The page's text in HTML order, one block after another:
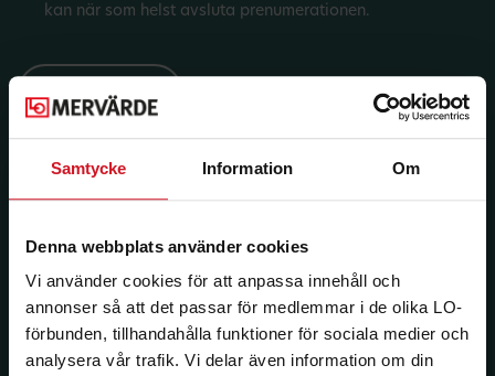
Samtycke Information Om
Denna webbplats använder cookies
Vi använder cookies för att anpassa innehåll och
annonser så att det passar för medlemmar i de olika LO-
förbunden, tillhandahålla funktioner för sociala medier och
analysera vår trafik. Vi delar även information om din
kan när som helst avsluta prenumerationen.